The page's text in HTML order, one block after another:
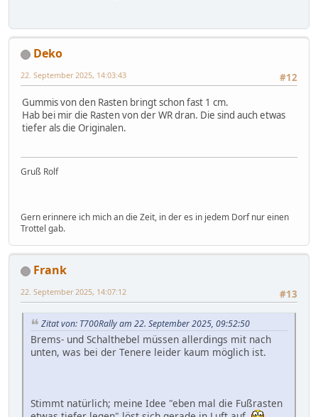
Deko
#12
22. September 2025, 14:03:43
Gummis von den Rasten bringt schon fast 1 cm.
Hab bei mir die Rasten von der WR dran. Die sind auch etwas
tiefer als die Originalen.
Gruß Rolf
Gern erinnere ich mich an die Zeit, in der es in jedem Dorf nur einen
Trottel gab.
Frank
#13
22. September 2025, 14:07:12
Zitat von: T700Rally am 22. September 2025, 09:52:50
Brems- und Schalthebel müssen allerdings mit nach
unten, was bei der Tenere leider kaum möglich ist.
Stimmt natürlich; meine Idee "eben mal die Fußrasten